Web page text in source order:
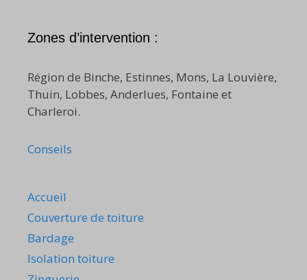
Zones d’intervention :
Région de Binche, Estinnes, Mons, La Louvière,
Thuin, Lobbes, Anderlues, Fontaine et
Charleroi.
Conseils
Accueil
Couverture de toiture
Bardage
Isolation toiture